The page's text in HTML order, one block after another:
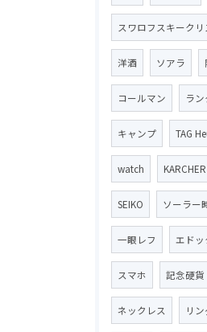
スワロフスキークリ
洋酒 ソアラ
コールマン ラ
キャンプ TAG
watch KARCHER
SEIKO ソーラー
一眼レフ エドッ
スマホ 記念硬貨
ネックレス リン